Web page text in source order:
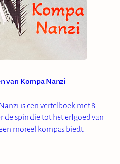
van Kompa Nanzi
is een vertelboek met 8
de spin die tot het erfgoed van
moreel kompas biedt.